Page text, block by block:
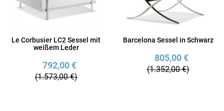
Le Corbusier LC2 Sessel mit
weißem Leder
792,00 €
(1.573,00 €)
Barcelona Sessel in Schwarz
805,00 €
(1.352,00 €)